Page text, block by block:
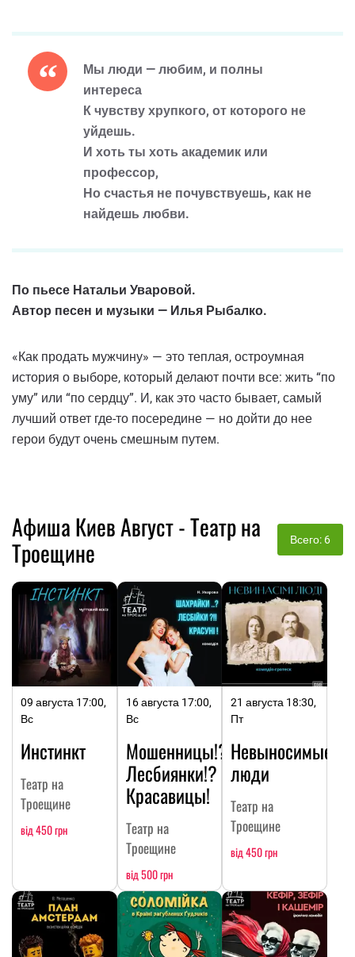
Мы люди — любим, и полны
интереса
К чувству хрупкого, от которого не
уйдешь.
И хоть ты хоть академик или
профессор,
Но счастья не почувствуешь, как не
найдешь любви.
По пьесе Натальи Уваровой.
Автор песен и музыки — Илья Рыбалко.
«Как продать мужчину» — это теплая, остроумная
история о выборе, который делают почти все: жить “по
уму” или “по сердцу”. И, как это часто бывает, самый
лучший ответ где-то посередине — но дойти до нее
герои будут очень смешным путем.
Афиша Киев Август - Театр на
Троещине
Всего: 6
09 августа 17:00,
Вс
Инстинкт
Театр на
Троещине
від 450 грн
16 августа 17:00,
Вс
Мошенницы!?
Лесбиянки!?
Красавицы!
Театр на
Троещине
від 500 грн
21 августа 18:30,
Пт
Невыносимые
люди
Театр на
Троещине
від 450 грн